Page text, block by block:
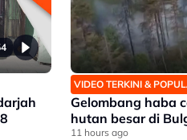
VIDEO TERKINI &
Gelombang haba
hutan besar di
11 hours ago